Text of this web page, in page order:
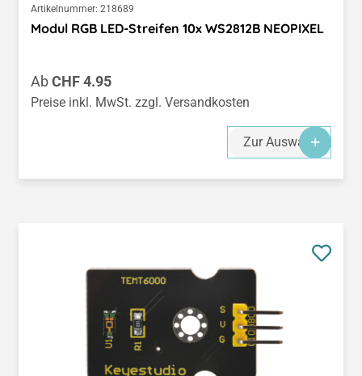
Artikelnummer: 218689
Modul RGB LED-Streifen 10x WS2812B NEOPIXEL
Regulärer Preis:
AbCHF 4.95
Preise inkl. MwSt. zzgl. Versandkosten
Zur Auswahl